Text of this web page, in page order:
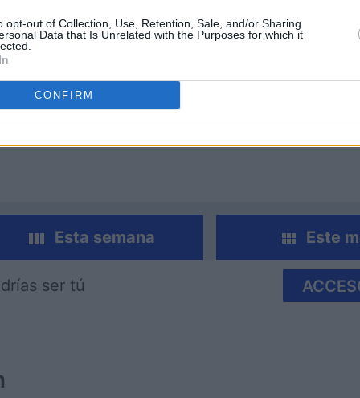
opt-out of Collection, Use, Retention, Sale, and/or Sharing
Data that Is Unrelated with the Purposes for which it
CONFIRM
Cross Stitch Masters
Esta semana Este
ser tú